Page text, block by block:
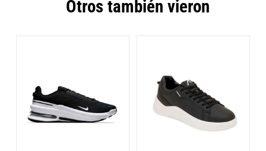
Otros también vieron